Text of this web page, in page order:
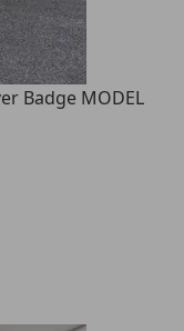
Badge MODEL